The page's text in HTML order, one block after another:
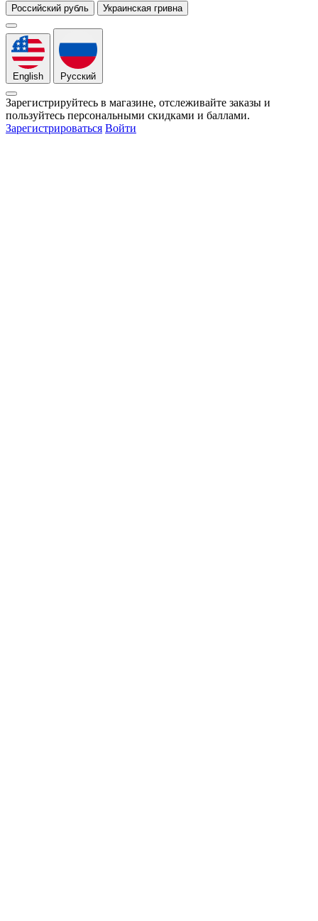
Российский рубль Украинская гривна
English Русский
Зарегистрируйтесь в магазине, отслеживайте заказы и
пользуйтесь персональными скидками и баллами.
Зарегистрироваться Войти